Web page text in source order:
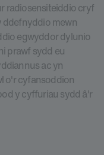
radiosensiteiddio cryf
ddefnyddio mewn
egwyddor dylunio
prawf sydd eu
ac yn
o'r cyfansoddion
y cyffuriau sydd â'r